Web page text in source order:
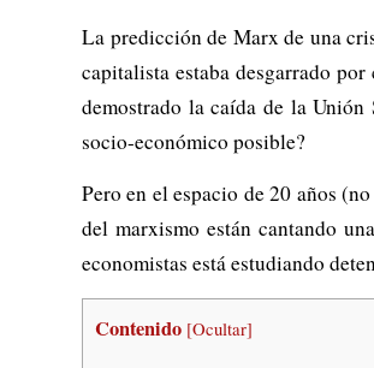
La predicción de Marx de una
capitalista estaba desgarrado
demostrado la caída de la
socio-económico posible?
Pero en el espacio de 20 años
del marxismo están cantando
economistas está estudiando
Contenido [Ocultar]